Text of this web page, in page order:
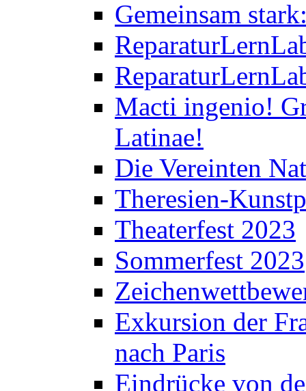
Gemeinsam
Macti ingenio!
Latinae!
Die Vereinten
Theresien-
Theaterfest 2023
Sommerfest 2023
Exkursion der
nach Paris
Eindrücke von